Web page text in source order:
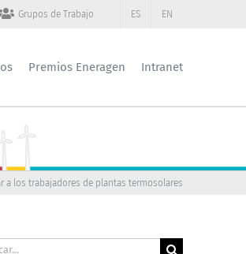
Grupos de Trabajo ES EN
Premios Eneragen Intranet
a los trabajadores de plantas termosolares